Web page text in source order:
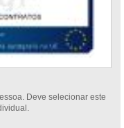
Deve selecionar este